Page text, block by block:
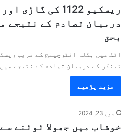
ریسکیو 1122 کی
بحق
ٹینکر کے درمیان تصادم کے نتیجے
مزید پڑھیے
جون 23, 2024